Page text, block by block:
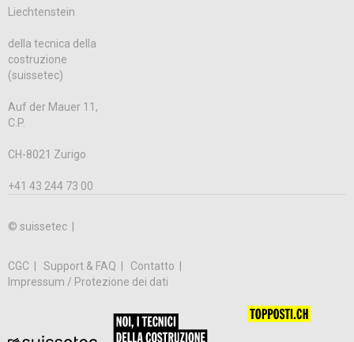
Liechtenstein
della tecnica della
costruzione
(suissetec)
Auf der Mauer 11,
C.P.
CH-8021 Zurigo
+41 43 244 73 00
© suissetec |
CGC Support & FAQ
Contatto
Impressum / Protezione dei dati